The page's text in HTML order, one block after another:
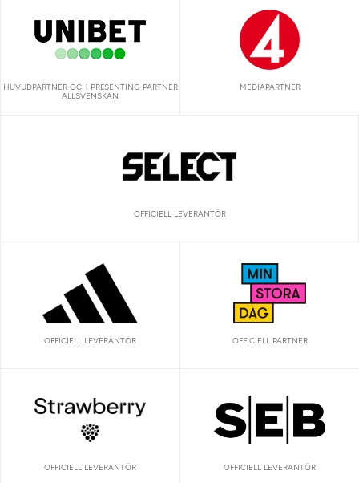
HUVUDPARTNER OCH PRESENTING PARTNER
ALLSVENSKAN
MEDIAPARTNER
OFFICIELL LEVERANTÖR
OFFICIELL LEVERANTÖR OFFICIELL PARTNER
OFFICIELL LEVERANTÖR OFFICIELL LEVERANTÖR